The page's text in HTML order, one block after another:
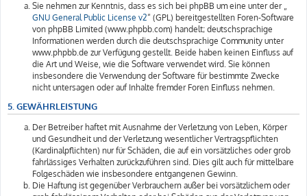
Sie nehmen zur Kenntnis, dass es sich bei phpBB um eine unter der „
GNU General Public License v2“ (GPL) bereitgestellten Foren-Software
von phpBB Limited (www.phpbb.com) handelt; deutschsprachige
Informationen werden durch die deutschsprachige Community unter
www.phpbb.de zur Verfügung gestellt. Beide haben keinen Einfluss auf
die Art und Weise, wie die Software verwendet wird. Sie können
insbesondere die Verwendung der Software für bestimmte Zwecke
nicht untersagen oder auf Inhalte fremder Foren Einfluss nehmen.
5. GEWÄHRLEISTUNG
Der Betreiber haftet mit Ausnahme der Verletzung von Leben, Körper
und Gesundheit und der Verletzung wesentlicher Vertragspflichten
(Kardinalpflichten) nur für Schäden, die auf ein vorsätzliches oder grob
fahrlässiges Verhalten zurückzuführen sind. Dies gilt auch für mittelbare
Folgeschäden wie insbesondere entgangenen Gewinn.
Die Haftung ist gegenüber Verbrauchern außer bei vorsätzlichem oder